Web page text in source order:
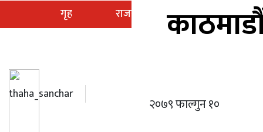
गृह राजनीति अर्थ / उत्पादन
thaha_sanchar
२०७९ फाल्गुन १०